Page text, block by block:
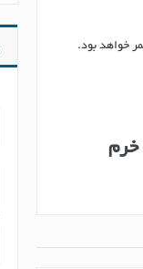
خواهد بود.
خرم